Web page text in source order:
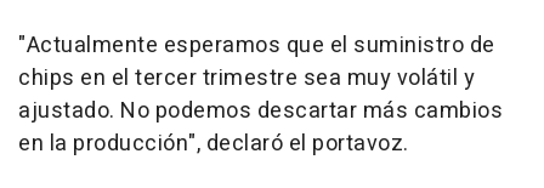
"Actualmente esperamos que el suministro de
chips en el tercer trimestre sea muy volátil y
ajustado. No podemos descartar más cambios
en la producción", declaró el portavoz.